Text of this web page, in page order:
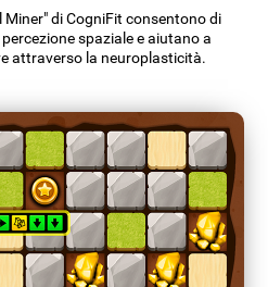
di CogniFit consentono di
spaziale e aiutano a
attraverso la neuroplasticità.